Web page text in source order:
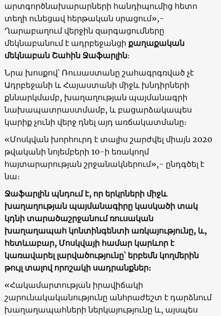
արտգործնախարարների հանդիպումից հետո
տեղի ունեցավ հերթական սրացում»,-
Ղարաբաղում վերջին զարգացումները
մեկնաբանում է ադրբեջանցի քաղաքական
մեկնաբան Շահին Ջաֆարլին։
Նրա խոսքով՝ Ռուսաստանը շահագրգռված չէ
Ադրբեջանի և Հայաստանի միջև խնդիրների
քննարկմամբ, խաղաղության պայմանագրի
նախապատրաստմամբ, և բացարձակապես
կարիք չունի վերջ դնել այդ առճակատմանը։
«Մոսկվան խորհուրդ է տալիս շարժվել միայն 2020
թվականի նոյեմբերի 10-ի եռակողմ
հայտարարության շրջանակներում»,- ընդգծել է
նա։
Ջաֆարլին պնդում է, որ երկրների միջև
խաղաղության պայմանագիրը կասկածի տակ
կդնի տարածաշրջանում ռուսական
խաղաղապահ կոնտինգենտի առկայությունը, և,
հետևաբար, Մոսկվայի համար կարևոր է
կառավարել լարվածությունը՝ երբեմն կողմերին
թույլ տալով որոշակի սադրանքներ։
«Հակամարտության իրավիճակի
շարունակականությունը անհրաժեշտ է դարձնում
խաղաղապահների ներկայությունը և, այսպես